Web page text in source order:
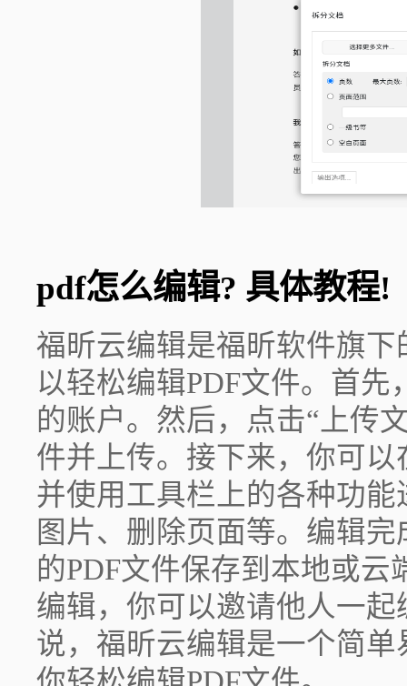
pdf怎么编辑? 具体教程!
福昕云编辑是福昕软件旗
以轻松编辑PDF文件。首
的账户。然后，点击“上传
件并上传。接下来，你可
并使用工具栏上的各种功
图片、删除页面等。编辑
的PDF文件保存到本地或
编辑，你可以邀请他人一
说，福昕云编辑是一个简